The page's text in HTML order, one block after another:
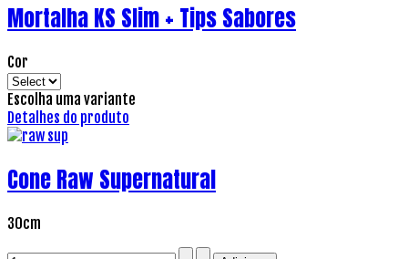
Mortalha KS Slim + Tips Sabores
Cor
Escolha uma variante
Detalhes do produto
Cone Raw Supernatural
30cm